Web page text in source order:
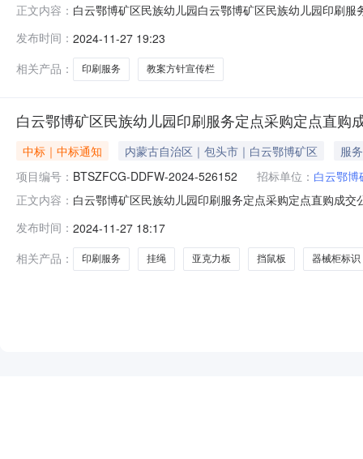
正文内容： 白云鄂博矿区民族幼儿园白云鄂博矿区民族幼儿园印刷
体采购人(甲方)：白云鄂博矿区民族幼儿园地址：内蒙
发布时间： 2024-11-27 19:23
相关产品：
印刷服务 教案方针宣传栏
白云鄂博矿区民族幼儿园印刷服务定点采购定点直购
中标｜中标通知 内蒙古自治区｜包头市｜白云鄂博矿区
服
项目编号： BTSZFCG-DDFW-2024-526152 招标单位： 白云鄂
正文内容： 白云鄂博矿区民族幼儿园印刷服务定点采购定点直购成
购计划备案书/批准书编号：包政采计划[2024]白云
发布时间： 2024-11-27 18:17
相关产品：
印刷服务 挂绳 亚克力板 挡鼠板 器械柜标识